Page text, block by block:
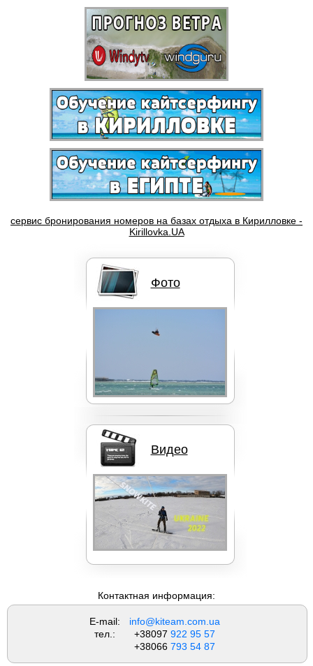
Аквапаки (водонепроницаемые
чехлы)
Бордшорты Quik Silver
Кайты F-ONE BANDIT
Кайты NORTH
Кайты Liquid Force
сервис бронирования номеров на базах отдыха в Кирилловке -
Kirillovka.UA
Фото
Видео
Контактная информация:
E-mail:
info@kiteam.com.ua
тел.:
+38097 922 95 57
+38066 793 54 87
ОБУЧЕНИЕ